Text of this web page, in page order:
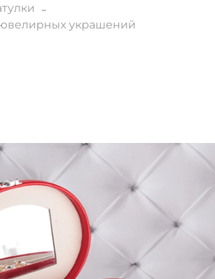
украшений